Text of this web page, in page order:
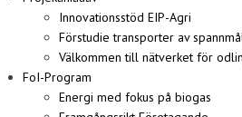
Innovationsstöd EIP-Agri
Förstudie transporter av
Välkommen till nätverket för
FoI-Program
Energi med fokus på biogas